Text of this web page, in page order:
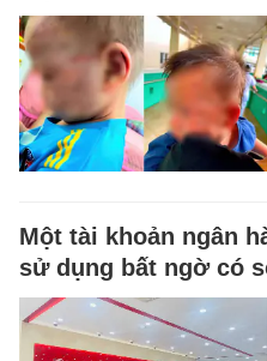
Một tài khoản ngân
sử dụng bất ngờ có